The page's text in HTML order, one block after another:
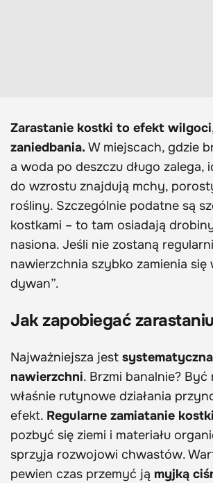
Zarastanie kostki to efekt
zaniedbania. W miejscach, gdzie
a woda po deszczu długo zalega,
do wzrostu znajdują mchy,
rośliny. Szczególnie podatne są
kostkami – to tam osiadają
nasiona. Jeśli nie zostaną
nawierzchnia szybko zamienia się
dywan”.
Jak zapobiegać
Najważniejsza jest
nawierzchni. Brzmi banalnie? Być
właśnie rutynowe działania
efekt. Regularne zamiatanie kostki
pozbyć się ziemi i materiału
sprzyja rozwojowi chwastów.
pewien czas przemyć ją myjką